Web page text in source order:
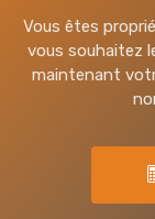
Vous êtes
vous souhaitez
maintenant